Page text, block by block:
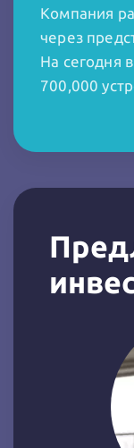
Компания
через
На сегодня
700,000